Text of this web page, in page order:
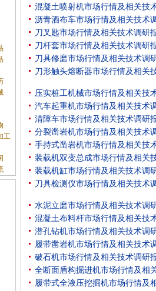
工
混凝土喷射机市场行情及相关技
沥青酒布车市场行情及相关技术
刀叉匙市场行情及相关技术调研
刀杆套市场行情及相关技术调研
刀具修磨市场行情及相关技术调
刀形触头熔断器市场行情及相关
压实桩工机械市场行情及相关技
汽车起重机市场行情及相关技术
清障车市场行情及相关技术调研
分裂凿岩机市场行情及相关技术
手持式凿岩机市场行情及相关技
装载机双变总成市场行情及相关
装载机缸市场行情及相关技术调
刀具检测仪市场行情及相关技术
水泥立磨市场行情及相关技术调
混凝土布料杆市场行情及相关技
潜孔钻机市场行情及相关技术调
履带凿岩机市场行情及相关技术
破石机市场行情及相关技术调研
全断面盾构掘进机市场行情及相
履带式全液压挖掘机市场行情及